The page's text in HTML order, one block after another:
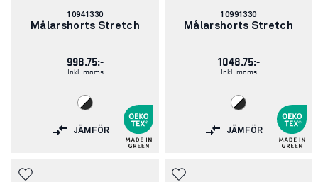
Artikelnummer:
10941330
Målarshorts Stretch
998.75:-
Inkl. moms
JÄMFÖR
Artikelnummer:
10991330
Målarshorts Stretch
1048.75:-
Inkl. moms
JÄMFÖR